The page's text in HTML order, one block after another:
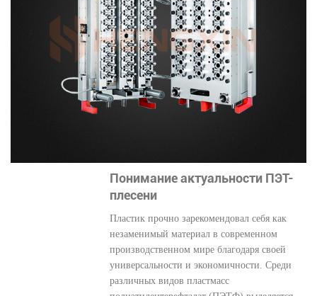
Понимание актуальности ПЭТ-
плесени
Пластик прочно зарекомендовал себя как
незаменимый материал в современном
производственном мире благодаря своей
универсальности и экономичности. Среди
различных видов пластмасс